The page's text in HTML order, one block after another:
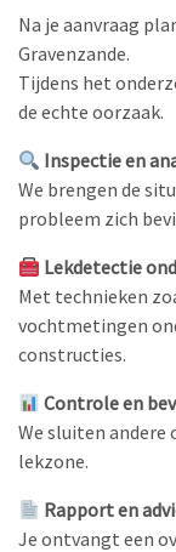
Na je aanvraag
Gravenzande.
Tijdens het
de echte oorzaak.
Inspectie en
We brengen de
probleem zich
Lekdetectie
Met technieken
vochtmetingen
constructies.
Controle en
We sluiten andere
lekzone.
Rapport en
Je ontvangt een